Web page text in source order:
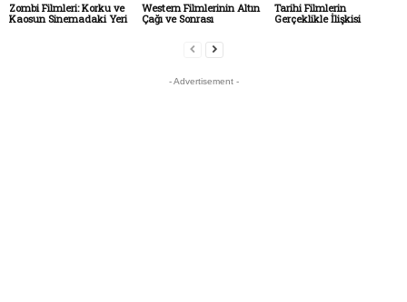
Zombi Filmleri: Korku ve
Kaosun Sinemadaki Yeri
Western Filmlerinin Altın
Çağı ve Sonrası
Tarihi Filmlerin
Gerçeklikle İlişkisi
- Advertisement -